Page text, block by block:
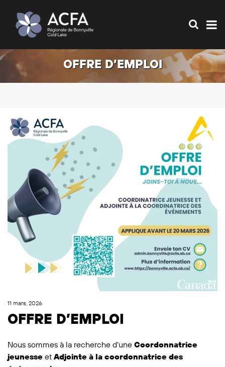
OFFRE D’EMPLOI
11 mars, 2026
OFFRE D’EMPLOI
Nous sommes à la recherche d’une Coordonnatrice
jeunesse et Adjointe à la coordonnatrice des